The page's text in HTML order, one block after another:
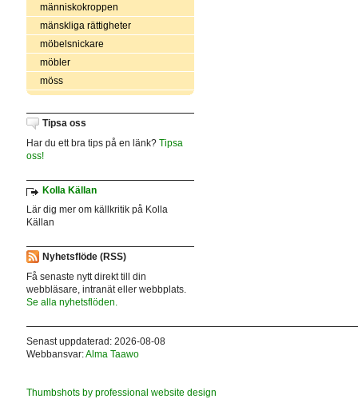
människokroppen
mänskliga rättigheter
möbelsnickare
möbler
möss
Tipsa oss
Har du ett bra tips på en länk? Tipsa
oss!
Kolla Källan
Lär dig mer om källkritik på Kolla
Källan
Nyhetsflöde (RSS)
Få senaste nytt direkt till din
webbläsare, intranät eller webbplats.
Se alla nyhetsflöden.
Senast uppdaterad: 2026-08-08
Webbansvar:Alma Taawo
Thumbshots by professional website design